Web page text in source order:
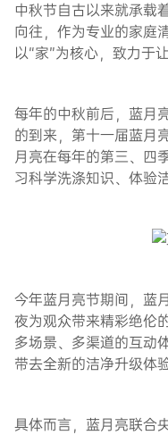
中秋节自古以来就承载
向往，作为专业的家庭
以“家”为核心，致力于
每年的中秋前后，蓝月
的到来，第十一届蓝月
月亮在每年的第三、四
习科学洗涤知识、体验
今年蓝月亮节期间，蓝
夜为观众带来精彩绝伦
多场景、多渠道的互动
带去全新的洁净升级体
具体而言，蓝月亮联合